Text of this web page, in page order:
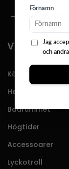
Förnamn
Jag
och
VÅRT
Köket
Hemmet
Badrummet
Högtider
Accessoarer
Lyckotroll